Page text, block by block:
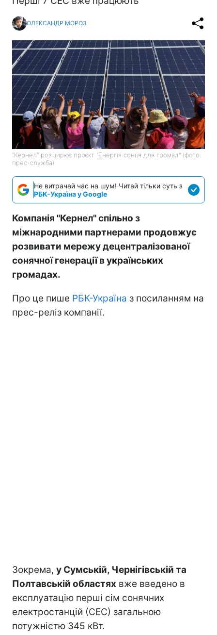
ОЛЕКСАНДР МОРОЗ
"Кернел" розширює проєкт "Енергія сонця для громад" (фото:
прес-служба)
Не витрачай час на шум! Читай тільки суть з
РБК-Україна у Google
Компанія "Кернел" спільно з
міжнародними партнерами продовжує
розвивати мережу децентралізованої
сонячної генерації в українських
громадах.
Про це пише РБК-Україна з посиланням на
прес-реліз компанії.
Зокрема, у Сумській, Чернігівській та
Полтавській областях вже введено в
експлуатацію перші сім сонячних
електростанцій (СЕС) загальною
потужністю 345 кВт.